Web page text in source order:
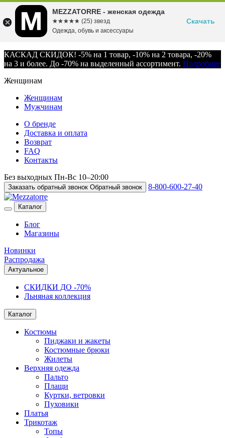
КАСКАД СКИДОК! -5% на 1 товар, -10% на 2 товара, -20%
на 3 и более. До -70% на выделенный ассортимент. Подробнее
Женщинам
Женщинам
Мужчинам
О бренде
Доставка и оплата
Возврат
FAQ
Контакты
Без выходных Пн-Вс 10–20:00
Заказать обратный звонок Обратный звонок 8-800-600-27-40
Каталог
Блог
Магазины
Новинки
Распродажа
Актуальное
СКИДКИ ДО -70%
Льняная коллекция
Каталог
Костюмы
Пиджаки и жакеты
Костюмные брюки
Жилеты
Верхняя одежда
Пальто
Плащи
Куртки, ветровки
Пуховики
Платья
Трикотаж
Топы
MEZZATORRE - женская одежда
☆☆☆☆☆
★★★★★ (25) звезд
Одежда, обувь и аксессуары
Скачать